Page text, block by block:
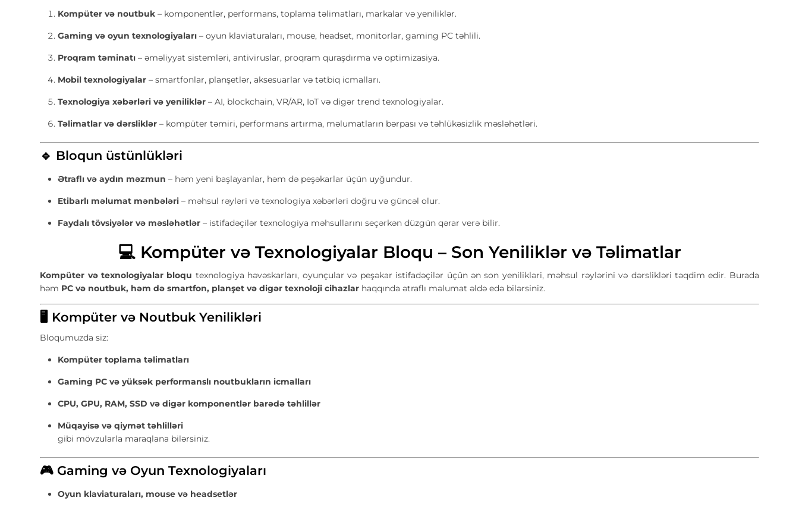
Kompüter və noutbuk – komponentlər, performans, toplama təlimatları, markalar və yeniliklər.
Gaming və oyun texnologiyaları – oyun klaviaturaları, mouse, headset, monitorlar, gaming PC təhlili.
Proqram təminatı – əməliyyat sistemləri, antiviruslar, proqram quraşdırma və optimizasiya.
Mobil texnologiyalar – smartfonlar, planşetlər, aksesuarlar və tətbiq icmalları.
Texnologiya xəbərləri və yeniliklər – AI, blockchain, VR/AR, IoT və digər trend texnologiyalar.
Təlimatlar və dərsliklər – kompüter təmiri, performans artırma, məlumatların bərpası və təhlükəsizlik məsləhətləri.
🔹 Bloqun üstünlükləri
Ətraflı və aydın məzmun – həm yeni başlayanlar, həm də peşəkarlar üçün uyğundur.
Etibarlı məlumat mənbələri – məhsul rəyləri və texnologiya xəbərləri doğru və güncəl olur.
Faydalı tövsiyələr və məsləhətlər – istifadəçilər texnologiya məhsullarını seçərkən düzgün qərar verə bilir.
💻 Kompüter və Texnologiyalar Bloqu – Son Yeniliklər və Təlimatlar
Kompüter və texnologiyalar bloqu texnologiya həvəskarları, oyunçular və peşəkar istifadəçilər üçün ən son yenilikləri, məhsul rəylərini və dərslikləri təqdim edir. Burada
həm PC və noutbuk, həm də smartfon, planşet və digər texnoloji cihazlar haqqında ətraflı məlumat əldə edə bilərsiniz.
🖥️ Kompüter və Noutbuk Yenilikləri
Bloqumuzda siz:
Kompüter toplama təlimatları
Gaming PC və yüksək performanslı noutbukların icmalları
CPU, GPU, RAM, SSD və digər komponentlər barədə təhlillər
Müqayisə və qiymət təhlilləri
gibi mövzularla maraqlana bilərsiniz.
🎮 Gaming və Oyun Texnologiyaları
Oyun klaviaturaları, mouse və headsetlər